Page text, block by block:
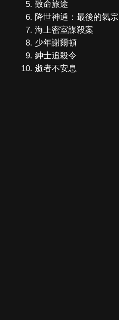
致命旅途
降世神通：最後的氣宗
海上密室謀殺案
少年謝爾頓
紳士追殺令
逝者不安息